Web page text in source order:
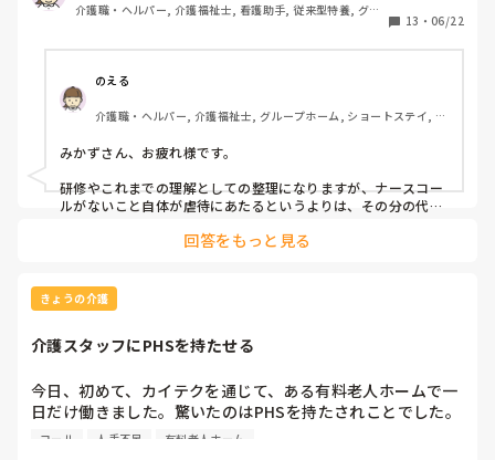
介護職・ヘルパー, 介護福祉士, 看護助手, 従来型特養, グル
13 ・ 06/22
のえる
介護職・ヘルパー, 介護福祉士, グループホーム, ショートステイ, デ
護
みかずさん、お疲れ様です。
研修やこれまでの理解としての整理になりますが、ナースコー
ルがないこと自体が虐待にあたるというよりは、その分の代替
なのかなと理解しています。
ない施設もあると聞いたことがあり、その場合は職員の定期巡
回や日中・夜間の見守りなどで安全を確保している形になるの
い場合はその分、職員の関わりや巡回で補っていく必要がある
ため、そのバランスが取れていないと転倒や急変などのリスク
につながるのかなと感じました。
回答をもっと見る
きょうの介護
介護スタッフにPHSを持たせる
今日、初めて、カイテクを通じて、ある有料老人ホームで一
日だけ働きました。驚いたのはPHSを持たされことでした。
PHSって、ナースさんのイメージがあるのですが、その施設
コール 人手不足 有料老人ホーム